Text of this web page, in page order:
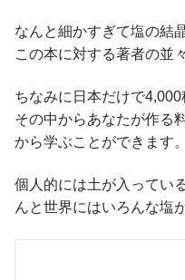
なんと細かすぎて塩の結
この本に対する著者の並
ちなみに日本だけで4,000
その中からあなたが作る
から学ぶことができます。
個人的には土が入ってい
んと世界にはいろんな塩